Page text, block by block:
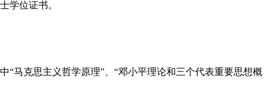
学位证书。
马克思主义哲学原理”、“邓小平理论和三个代表重要思想概